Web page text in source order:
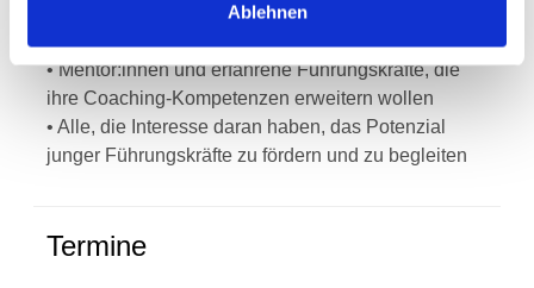
Ablehnen
die systemische Coachingansätze kennenlernen
• Mentor:innen und erfahrene Führungskräfte, die
ihre Coaching-Kompetenzen erweitern wollen
• Alle, die Interesse daran haben, das Potenzial
junger Führungskräfte zu fördern und zu begleiten
Termine